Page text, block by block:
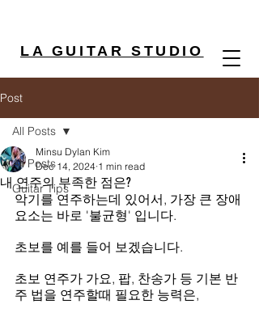
LA GUITAR STUDIO
Post
All Posts
Guitar Tips
All Posts
내 연주의 부족한 점은?
Minsu Dylan Kim
Dec 14, 2024 1 min read
악기를 연주하는데 있어서, 가장 큰 장애
요소는 바로 '불균형' 입니다.
초보를 예를 들어 보겠습니다.
초보 연주가 가요, 팝, 찬송가 등 기본 반
주 법을 연주할때 필요한 능력은,